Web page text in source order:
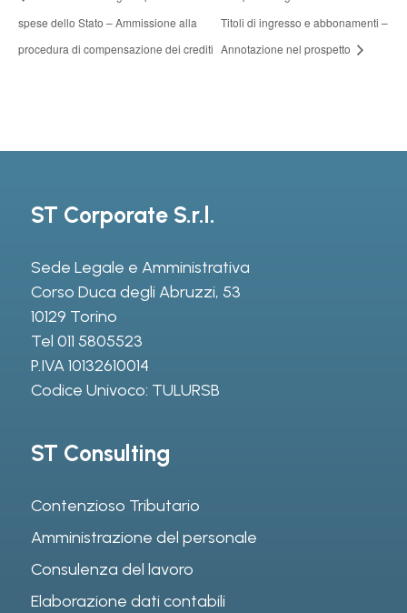
spese dello Stato – Ammissione alla
procedura di compensazione dei crediti
Titoli di ingresso e abbonamenti –
Annotazione nel prospetto
ST Corporate S.r.l.
Sede Legale e Amministrativa
Corso Duca degli Abruzzi, 53
10129 Torino
Tel 011 5805523
P.IVA 10132610014
Codice Univoco: TULURSB
ST Consulting
Contenzioso Tributario
Amministrazione del personale
Consulenza del lavoro
Elaborazione dati contabili